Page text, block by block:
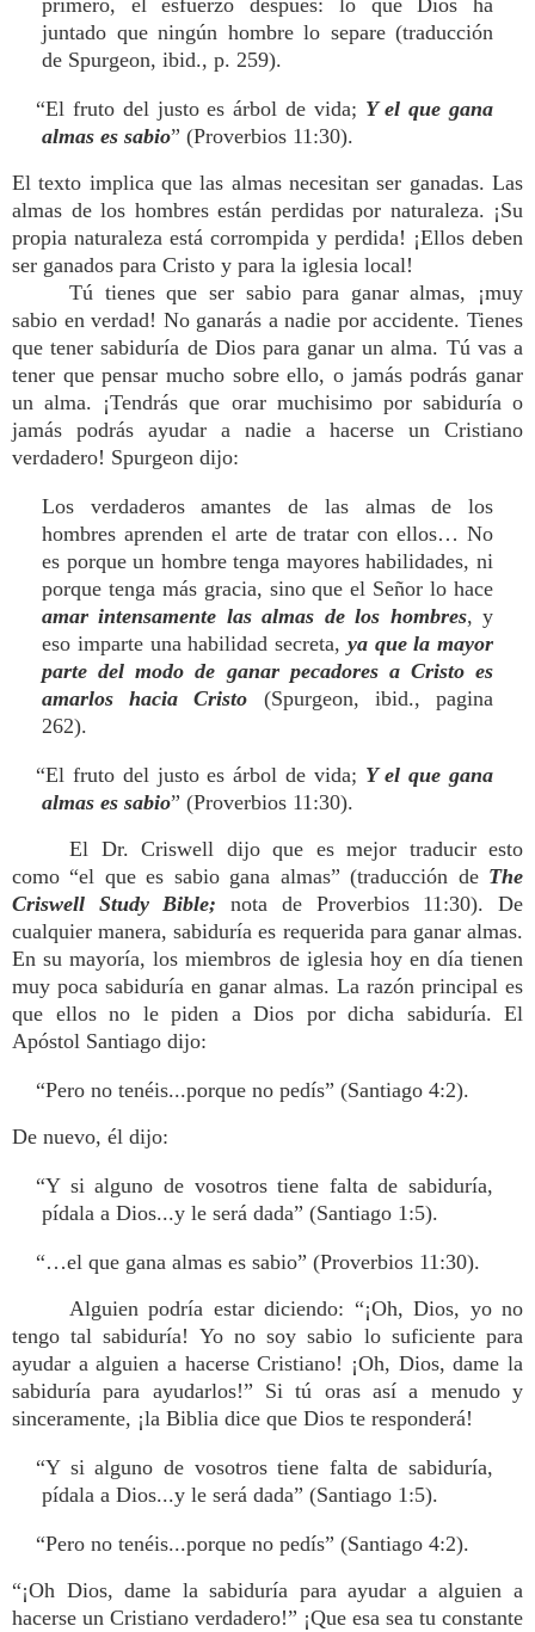
primero, el esfuerzo después: lo que Dios ha
juntado que ningún hombre lo separe (traducción
de Spurgeon, ibid., p. 259).
“El fruto del justo es árbol de vida; Y el que gana
almas es sabio” (Proverbios 11:30).
El texto implica que las almas necesitan ser ganadas. Las
almas de los hombres están perdidas por naturaleza. ¡Su
propia naturaleza está corrompida y perdida! ¡Ellos deben
ser ganados para Cristo y para la iglesia local!
Tú tienes que ser sabio para ganar almas, ¡muy
sabio en verdad! No ganarás a nadie por accidente. Tienes
que tener sabiduría de Dios para ganar un alma. Tú vas a
tener que pensar mucho sobre ello, o jamás podrás ganar
un alma. ¡Tendrás que orar muchisimo por sabiduría o
jamás podrás ayudar a nadie a hacerse un Cristiano
verdadero! Spurgeon dijo:
Los verdaderos amantes de las almas de los
hombres aprenden el arte de tratar con ellos… No
es porque un hombre tenga mayores habilidades, ni
porque tenga más gracia, sino que el Señor lo hace
amar intensamente las almas de los hombres, y
eso imparte una habilidad secreta, ya que la mayor
parte del modo de ganar pecadores a Cristo es
amarlos hacia Cristo (Spurgeon, ibid., pagina
262).
“El fruto del justo es árbol de vida; Y el que gana
almas es sabio” (Proverbios 11:30).
El Dr. Criswell dijo que es mejor traducir esto
como “el que es sabio gana almas” (traducción de The
Criswell Study Bible; nota de Proverbios 11:30). De
cualquier manera, sabiduría es requerida para ganar almas.
En su mayoría, los miembros de iglesia hoy en día tienen
muy poca sabiduría en ganar almas. La razón principal es
que ellos no le piden a Dios por dicha sabiduría. El
Apóstol Santiago dijo:
“Pero no tenéis...porque no pedís” (Santiago 4:2).
De nuevo, él dijo:
“Y si alguno de vosotros tiene falta de sabiduría,
pídala a Dios...y le será dada” (Santiago 1:5).
“…el que gana almas es sabio” (Proverbios 11:30).
Alguien podría estar diciendo: “¡Oh, Dios, yo no
tengo tal sabiduría! Yo no soy sabio lo suficiente para
ayudar a alguien a hacerse Cristiano! ¡Oh, Dios, dame la
sabiduría para ayudarlos!” Si tú oras así a menudo y
sinceramente, ¡la Biblia dice que Dios te responderá!
“Y si alguno de vosotros tiene falta de sabiduría,
pídala a Dios...y le será dada” (Santiago 1:5).
“Pero no tenéis...porque no pedís” (Santiago 4:2).
“¡Oh Dios, dame la sabiduría para ayudar a alguien a
hacerse un Cristiano verdadero!” ¡Que esa sea tu constante